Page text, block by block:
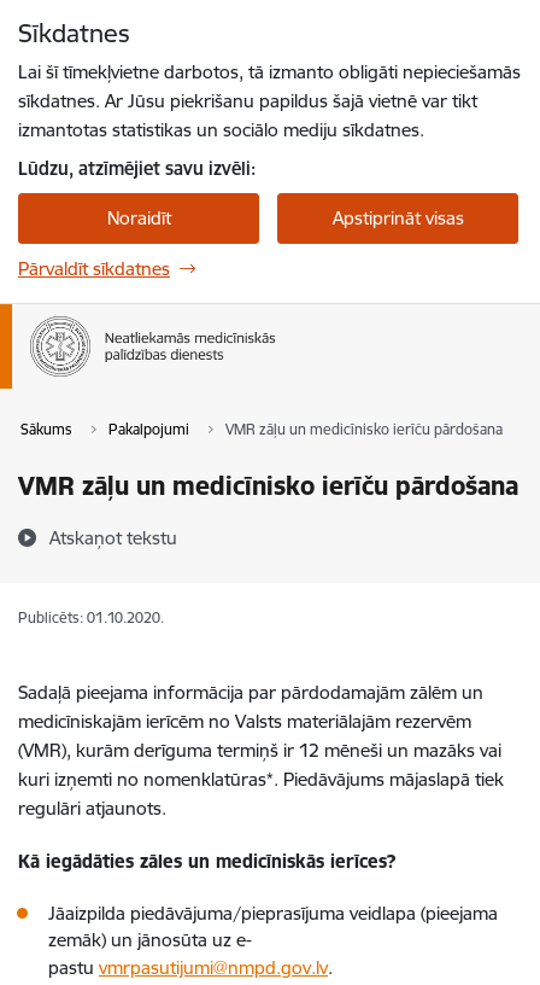
Sīkdatnes
Lai šī tīmekļvietne darbotos, tā izmanto obligāti nepieciešamās
sīkdatnes. Ar Jūsu piekrišanu papildus šajā vietnē var tikt
izmantotas statistikas un sociālo mediju sīkdatnes.
Lūdzu, atzīmējiet savu izvēli:
Noraidīt Apstiprināt visas
Pārvaldīt sīkdatnes
Sākums Pakalpojumi VMR zāļu un medicīnisko ierīču pārdošana
VMR zāļu un medicīnisko ierīču pārdošana
Atskaņot tekstu
Publicēts: 01.10.2020.
Sadaļā pieejama informācija par pārdodamajām zālēm un
medicīniskajām ierīcēm no Valsts materiālajām rezervēm
(VMR), kurām derīguma termiņš ir 12 mēneši un mazāks vai
kuri izņemti no nomenklatūras*. Piedāvājums mājaslapā tiek
regulāri atjaunots.
Kā iegādāties zāles un medicīniskās ierīces?
Jāaizpilda piedāvājuma/pieprasījuma veidlapa (pieejama
zemāk) un jānosūta uz e-
pastu vmrpasutijumi@nmpd.gov.lv.